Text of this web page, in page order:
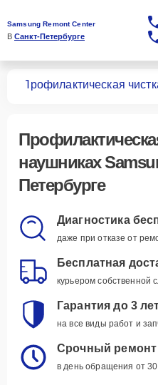
Samsung Remont Center
В Санкт-Петербурге
Профилактическая
наушниках
Петербурге
Диагностика
даже при отказе от
Бесплатная
курьером собственной
Гарантия до 3
на все виды работ и
Срочный ремонт
в день обращения от